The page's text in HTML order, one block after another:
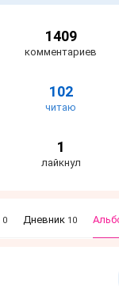
1409
комментариев
102
читаю
1
лайкнул
0 Дневник 10